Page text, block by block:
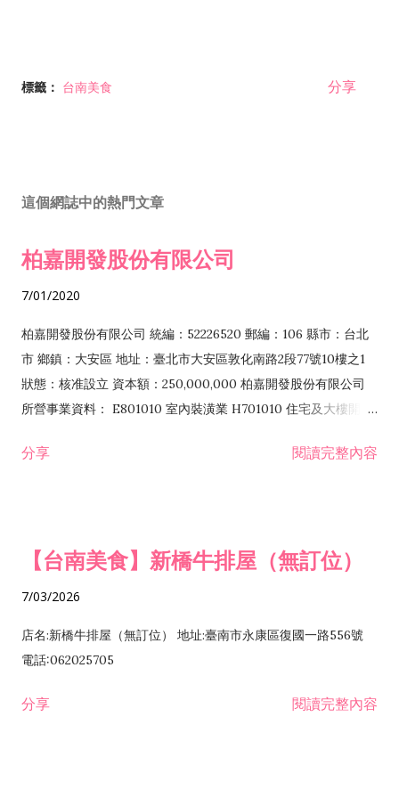
標籤： 台南美食 分享
這個網誌中的熱門文章
柏嘉開發股份有限公司
7/01/2020
柏嘉開發股份有限公司 統編：52226520 郵編：106 縣市：台北
市 鄉鎮：大安區 地址：臺北市大安區敦化南路2段77號10樓之1
狀態：核准設立 資本額：250,000,000 柏嘉開發股份有限公司
所營事業資料： E801010 室內裝潢業 H701010 住宅及大樓開發
發業 H703090 不動產買賣業 H703100 不動產租賃業 I503010
分享 閱讀完整內容
【台南美食】新橋牛排屋（無訂位）
7/03/2026
店名:新橋牛排屋（無訂位） 地址:臺南市永康區復國一路556號
電話:062025705
分享 閱讀完整內容